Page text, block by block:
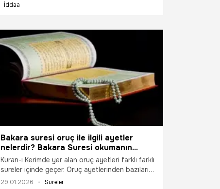
İddaa
Bakara suresi oruç ile ilgili ayetler
nelerdir? Bakara Suresi okumanın
yararları ve faziletleri - Bakara Suresi
Türkçe Arapça okunuşu ve meali
Kuran-ı Kerimde yer alan oruç ayetleri farklı farklı
sureler içinde geçer. Oruç ayetlerinden bazıları
da Bakara Suresinde bulunur. Kuran-ı Kerimde
29.01.2026 Sureler